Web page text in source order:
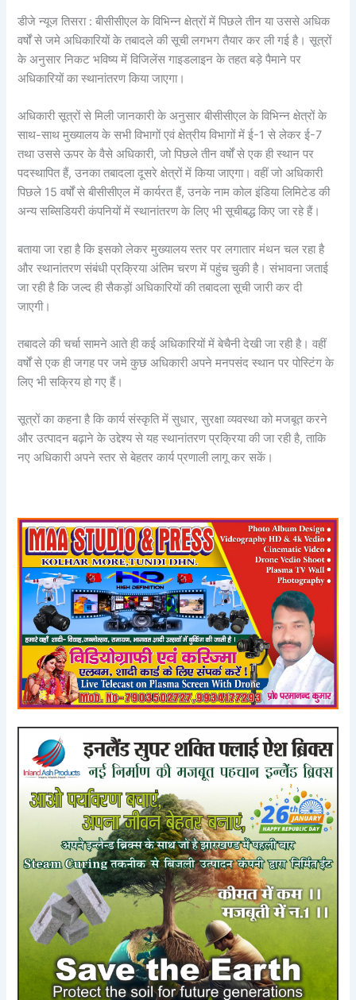
डीजे न्यूज तिसरा : बीसीसीएल के विभिन्न क्षेत्रों में पिछले तीन या उससे अधिक
वर्षों से जमे अधिकारियों के तबादले की सूची लगभग तैयार कर ली गई है। सूत्रों
के अनुसार निकट भविष्य में विजिलेंस गाइडलाइन के तहत बड़े पैमाने पर
अधिकारियों का स्थानांतरण किया जाएगा।
अधिकारी सूत्रों से मिली जानकारी के अनुसार बीसीसीएल के विभिन्न क्षेत्रों के
साथ-साथ मुख्यालय के सभी विभागों एवं क्षेत्रीय विभागों में ई-1 से लेकर ई-7
तथा उससे ऊपर के वैसे अधिकारी, जो पिछले तीन वर्षों से एक ही स्थान पर
पदस्थापित हैं, उनका तबादला दूसरे क्षेत्रों में किया जाएगा। वहीं जो अधिकारी
पिछले 15 वर्षों से बीसीसीएल में कार्यरत हैं, उनके नाम कोल इंडिया लिमिटेड की
अन्य सब्सिडियरी कंपनियों में स्थानांतरण के लिए भी सूचीबद्ध किए जा रहे हैं।
बताया जा रहा है कि इसको लेकर मुख्यालय स्तर पर लगातार मंथन चल रहा है
और स्थानांतरण संबंधी प्रक्रिया अंतिम चरण में पहुंच चुकी है। संभावना जताई
जा रही है कि जल्द ही सैकड़ों अधिकारियों की तबादला सूची जारी कर दी
जाएगी।
तबादले की चर्चा सामने आते ही कई अधिकारियों में बेचैनी देखी जा रही है। वहीं
वर्षों से एक ही जगह पर जमे कुछ अधिकारी अपने मनपसंद स्थान पर पोस्टिंग के
लिए भी सक्रिय हो गए हैं।
सूत्रों का कहना है कि कार्य संस्कृति में सुधार, सुरक्षा व्यवस्था को मजबूत करने
और उत्पादन बढ़ाने के उद्देश्य से यह स्थानांतरण प्रक्रिया की जा रही है, ताकि
नए अधिकारी अपने स्तर से बेहतर कार्य प्रणाली लागू कर सकें।